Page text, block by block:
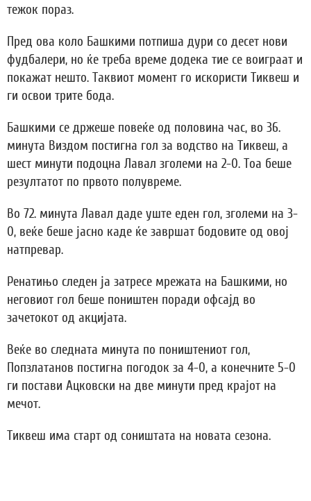
тежок пораз.
Пред ова коло Башкими потпиша дури со десет нови
фудбалери, но ќе треба време додека тие се воиграат и
покажат нешто. Таквиот момент го искористи Тиквеш и
ги освои трите бода.
Башкими се држеше повеќе од половина час, во 36.
минута Виздом постигна гол за водство на Тиквеш, а
шест минути подоцна Лавал зголеми на 2-0. Тоа беше
резултатот по првото полувреме.
Во 72. минута Лавал даде уште еден гол, зголеми на 3-
0, веќе беше јасно каде ќе завршат бодовите од овој
натпревар.
Ренатињо следен ја затресе мрежата на Башкими, но
неговиот гол беше поништен поради офсајд во
зачетокот од акцијата.
Веќе во следната минута по поништениот гол,
Попзлатанов постигна погодок за 4-0, а конечните 5-0
ги постави Ацковски на две минути пред крајот на
мечот.
Тиквеш има старт од соништата на новата сезона.